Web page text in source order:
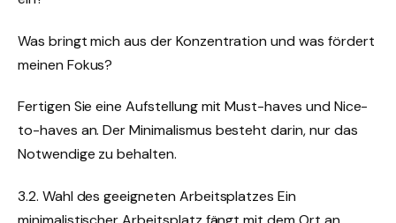
Was bringt mich aus der Konzentration und was fördert
meinen Fokus?
Fertigen Sie eine Aufstellung mit Must-haves und Nice-
to-haves an. Der Minimalismus besteht darin, nur das
Notwendige zu behalten.
3.2. Wahl des geeigneten Arbeitsplatzes Ein